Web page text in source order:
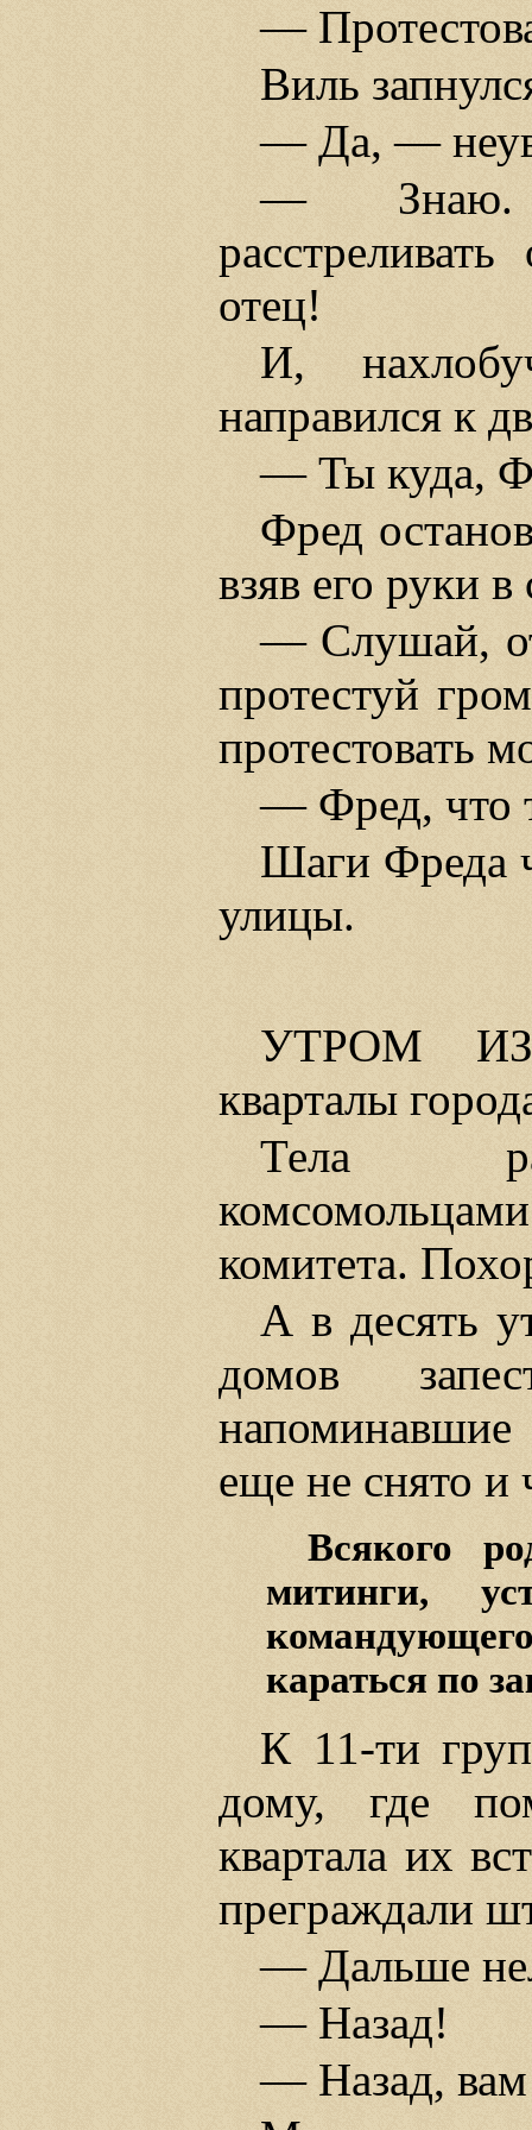
—
Виль
— Да, —
— Знаю.
отец!
И,
направился к
— Ты куда,
Фред
взяв его руки в
— Слушай,
протестуй
протестовать
— Фред, что
Шаги Фреда
улицы.
УТРОМ
кварталы
Тела
комитета.
А в десять
домов
напоминавшие
еще не снято и
Всякого
митинги,
караться по
К 11-ти
дому, где
квартала их
преграждали
— Дальше
— Назад!
— Назад, вам